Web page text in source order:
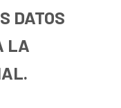
DATOS
LA